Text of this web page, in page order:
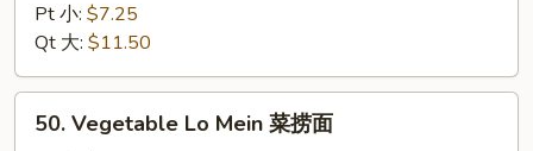
Mein
虾
捞
Pt 小: $7.25
Qt 大: $11.50
Vegetable
50. Vegetable Lo Mein 菜捞面